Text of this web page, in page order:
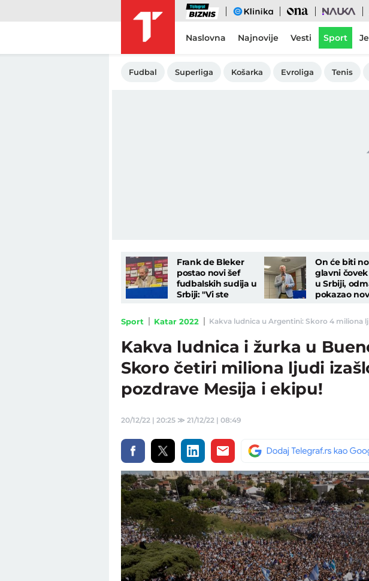
Biznis eKlinika Ona Nauka
Naslovna Najnovije Vesti Sport
Fudbal Superliga Košarka Evroliga Tenis
Frank de Bleker
postao novi šef
fudbalskih sudija u
Srbiji: "Vi ste
pokažemo to svima"
On će biti
glavni čovek
u Srbiji,
pokazao
Sport Katar 2022 Kakva ludnica u Argentini: Skoro 4 miliona
Kakva ludnica i žurka u
Skoro četiri miliona ljudi
pozdrave Mesija i ekipu!
20/12/22 | 20:25 ≫ 21/12/22 | 08:49